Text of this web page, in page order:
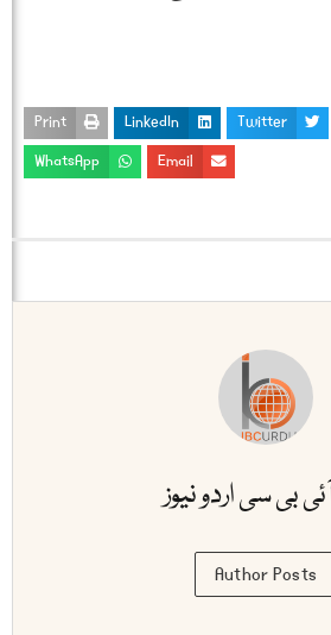
Twitter
LinkedIn
Print
Email
WhatsApp
بی سی اردو نیوز
Author Posts